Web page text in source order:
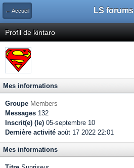
← Accueil LS forums
Profil de kintaro
Mes informations
Groupe Members
Messages 132
Inscrit(e) (le) 05-septembre 10
Dernière activité août 17 2022 22:01
Mes informations